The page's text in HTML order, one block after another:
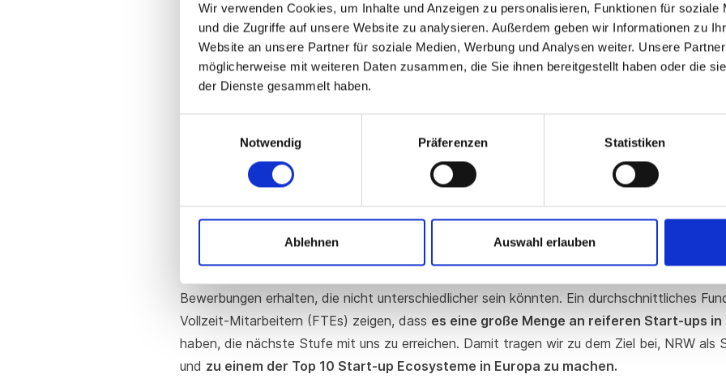
Wir verwenden Cookies, um Inhalte und Anzeigen zu personalisieren, Funktionen für soziale
und die Zugriffe auf unsere Website zu analysieren. Außerdem geben wir Informationen zu
Website an unsere Partner für soziale Medien, Werbung und Analysen weiter. Unsere
möglicherweise mit weiteren Daten zusammen, die Sie ihnen bereitgestellt haben oder die
der Dienste gesammelt haben.
Notwendig
Präferenzen Statistiken
Ablehnen Auswahl erlauben
Das Interesse war insgesamt sehr hoch: Wir waren mit über 140 Start-ups aus NRW in
up.NRWProgrammauf das nächste Level möchten. Unser Scouting der Teams läuft
GründerInnen können sich jederzeit im Jahr unbürokratisch bei uns melden. In 2022
einzelnen InteressentIn persönlich telefonieren
denen sich potentielle TeilnehmerInnen befinden, durch und durch verstehen, sodass wir
und persönlich erklären können
Die vielfältigsten Start-ups aus NRW bewerben sich für
Programm
Bewerbungen erhalten, die nicht unterschiedlicher sein könnten. Ein durchschnittliches
Vollzeit-Mitarbeitern (FTEs) zeigen, dass es eine große Menge an reiferen Start-ups in
haben, die nächste Stufe mit uns zu erreichen. Damit tragen wir zu dem Ziel bei, NRW
und zu einem der Top 10 Start-up Ecosysteme in Europa zu machen.